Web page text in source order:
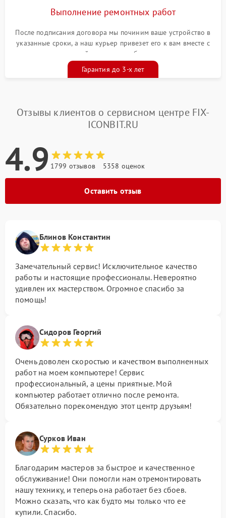
Выполнение ремонтных работ
После подписания договора мы починим ваше устройство в
указанные сроки, а наш курьер привезет его к вам вместе с
гарантийным талоном бесплатно
Гарантия до 3-х лет
Отзывы клиентов о сервисном центре FIX-
ICONBIT.RU
4.9 1799 отзывов 5358 оценок
Оставить отзыв
Блинов Константин
Замечательный сервис! Исключительное качество
работы и настоящие профессионалы. Невероятно
удивлен их мастерством. Огромное спасибо за
помощь!
Сидоров Георгий
Очень доволен скоростью и качеством выполненных
работ на моем компьютере! Сервис
профессиональный, а цены приятные. Мой
компьютер работает отлично после ремонта.
Обязательно порекомендую этот центр друзьям!
Сурков Иван
Благодарим мастеров за быстрое и качественное
обслуживание! Они помогли нам отремонтировать
нашу технику, и теперь она работает без сбоев.
Можно сказать, что как будто мы только что ее
купили. Спасибо.